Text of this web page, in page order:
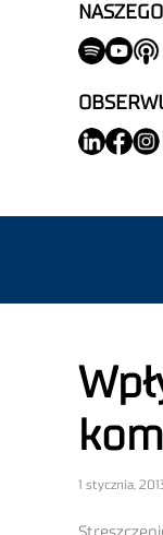
1 stycznia,